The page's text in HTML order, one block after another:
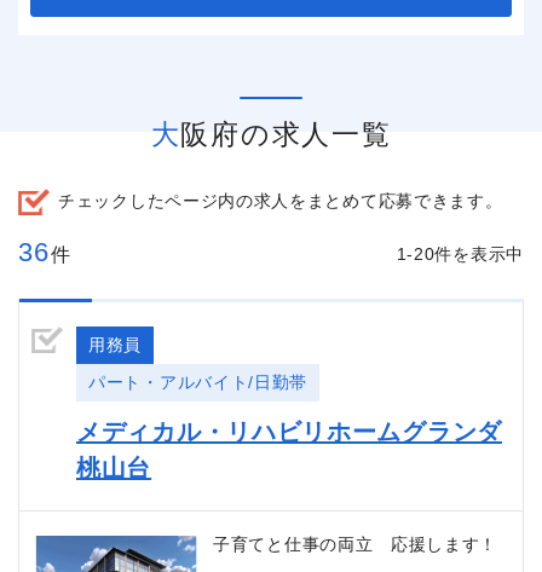
大阪府の求人一覧
チェックしたページ内の求人をまとめて応募できます。
36件 1-20件を表示中
用務員
パート・アルバイト/日勤帯
メディカル・リハビリホームグランダ
桃山台
子育てと仕事の両立 応援します！